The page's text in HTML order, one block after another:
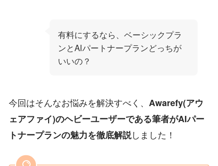
有料にするなら、ベーシックプラ
ンとAIパートナープランどっちが
いいの？
今回はそんなお悩みを解決すべく、 Awarefy(アウ
ェアファイ)のヘビーユーザーである筆者がAIパー
トナープランの魅力を徹底解説しました！